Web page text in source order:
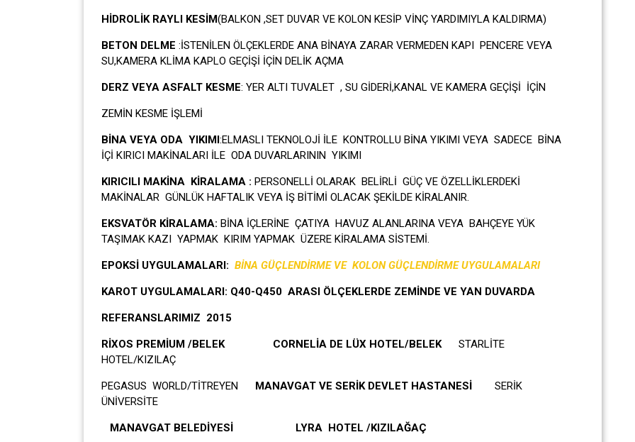
HİDROLİK RAYLI KESİM(BALKON ,SET DUVAR VE KOLON KESİP VİNÇ YARDIMIYLA KALDIRMA)
BETON DELME :İSTENİLEN ÖLÇEKLERDE ANA BİNAYA ZARAR VERMEDEN KAPI PENCERE VEYA
SU,KAMERA KLİMA KAPLO GEÇİŞİ İÇİN DELİK AÇMA
DERZ VEYA ASFALT KESME: YER ALTI TUVALET , SU GİDERİ,KANAL VE KAMERA GEÇİŞİ İÇİN
ZEMİN KESME İŞLEMİ
BİNA VEYA ODA YIKIMI:ELMASLI TEKNOLOJİ İLE KONTROLLU BİNA YIKIMI VEYA SADECE BİNA
İÇİ KIRICI MAKİNALARI İLE ODA DUVARLARININ YIKIMI
KIRICILI MAKİNA KİRALAMA : PERSONELLİ OLARAK BELİRLİ GÜÇ VE ÖZELLİKLERDEKİ
MAKİNALAR GÜNLÜK HAFTALIK VEYA İŞ BİTİMİ OLACAK ŞEKİLDE KİRALANIR.
EKSVATÖR KİRALAMA: BİNA İÇLERİNE ÇATIYA HAVUZ ALANLARINA VEYA BAHÇEYE YÜK
TAŞIMAK KAZI YAPMAK KIRIM YAPMAK ÜZERE KİRALAMA SİSTEMİ.
EPOKSİ UYGULAMALARI: BİNA GÜÇLENDİRME VE KOLON GÜÇLENDİRME UYGULAMALARI
KAROT UYGULAMALARI: Q40-Q450 ARASI ÖLÇEKLERDE ZEMİNDE VE YAN DUVARDA
REFERANSLARIMIZ 2015
RİXOS PREMİUM /BELEK CORNELİA DE LÜX HOTEL/BELEK STARLİTE
HOTEL/KIZILAÇ
PEGASUS WORLD/TİTREYEN MANAVGAT VE SERİK DEVLET HASTANESİ SERİK
ÜNİVERSİTE
MANAVGAT BELEDİYESİ LYRA HOTEL /KIZILAĞAÇ